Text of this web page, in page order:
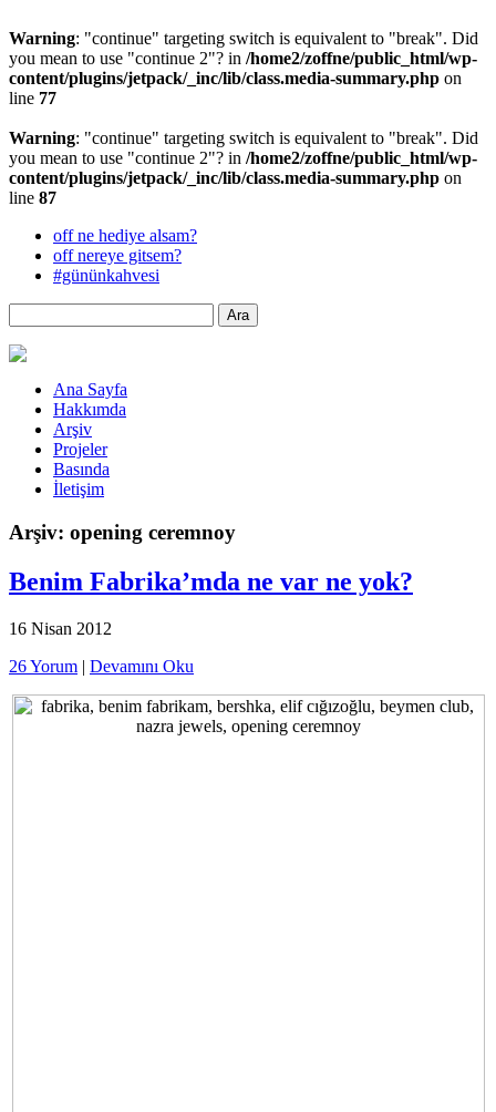
Warning: "continue" targeting switch is equivalent to "break". Did
you mean to use "continue 2"? in /home2/zoffne/public_html/wp-
content/plugins/jetpack/_inc/lib/class.media-summary.php on
line 77
Warning: "continue" targeting switch is equivalent to "break". Did
you mean to use "continue 2"? in /home2/zoffne/public_html/wp-
content/plugins/jetpack/_inc/lib/class.media-summary.php on
line 87
off ne hediye alsam?
off nereye gitsem?
#gününkahvesi
Ana Sayfa
Hakkımda
Arşiv
Projeler
Basında
İletişim
Arşiv: opening ceremnoy
Benim Fabrika’mda ne var ne yok?
16 Nisan 2012
26 Yorum | Devamını Oku